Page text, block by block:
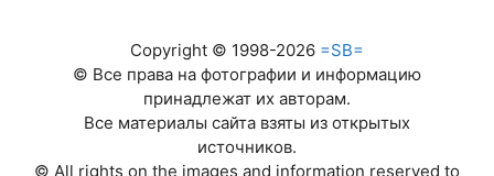
Copyright © 1998-2026 =SB=
© Все права на фотографии и информацию
принадлежат их авторам.
Все материалы сайта взяты из открытых
источников.
© All rights on the images and information reserved to